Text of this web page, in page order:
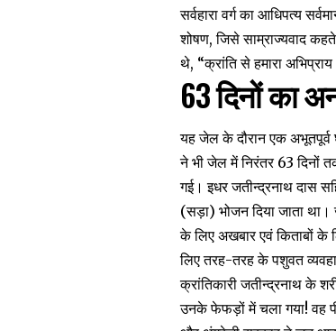
सर्वहारा वर्ग का आधिपत्य
शोषण, जिसे साम्राज्यवाद
थे, “क्रांति से हमारा
63 दिनों का
यह जेल के दौरान एक अभूतपूर्व
ने भी जेल में निरंतर 63 दिनों
गई। इधर जतीन्द्रनाथ दास
(सड़ा) भोजन दिया जाता
के लिए अखबार एवं किताबों
लिए तरह-तरह के पशुवत
क्रांतिकारी जतीन्द्रनाथ के
उनके फेफड़ों में चला गया! वह